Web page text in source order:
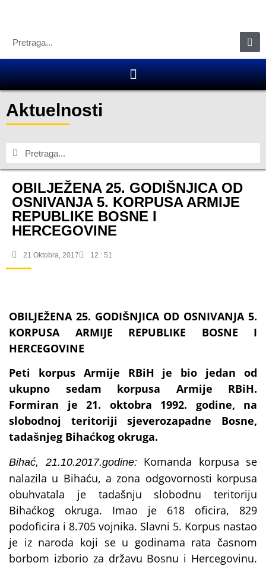
Aktuelnosti
OBILJEŽENA 25. GODIŠNJICA OD
OSNIVANJA 5. KORPUSA ARMIJE
REPUBLIKE BOSNE I
HERCEGOVINE
21 Oktobra, 2017 12 : 51
OBILJEŽENA 25. GODIŠNJICA OD OSNIVANJA 5.
KORPUSA ARMIJE REPUBLIKE BOSNE I
HERCEGOVINE
Peti korpus Armije RBiH je bio jedan od
ukupno sedam korpusa Armije RBiH.
Formiran je 21. oktobra 1992. godine, na
slobodnoj teritoriji sjeverozapadne Bosne,
tadašnjeg Bihaćkog okruga.
Bihać, 21.10.2017.godine:Komanda korpusa se
nalazila u Bihaću, a zona odgovornosti korpusa
obuhvatala je tadašnju slobodnu teritoriju
Bihaćkog okruga. Imao je 618 oficira, 829
podoficira i 8.705 vojnika. Slavni 5. Korpus nastao
je iz naroda koji se u godinama rata časnom
borbom izborio za državu Bosnu i Hercegovinu.